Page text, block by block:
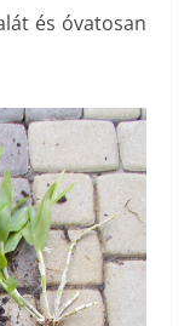
és óvatosan